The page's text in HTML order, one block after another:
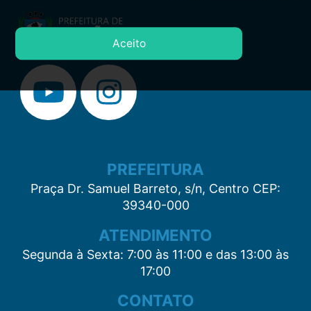
PREFEITURA
Praça Dr. Samuel Barreto, s/n, Centro CEP:
39340-000
ATENDIMENTO
Segunda à Sexta: 7:00 às 11:00 e das 13:00 às
17:00
CONTATO
Aceito